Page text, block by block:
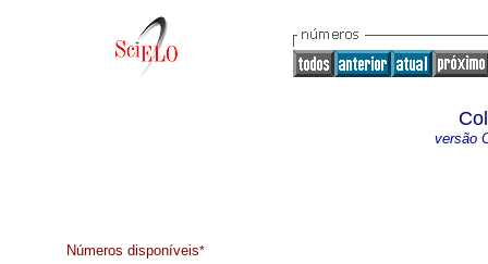
versão
Números disponíveis*